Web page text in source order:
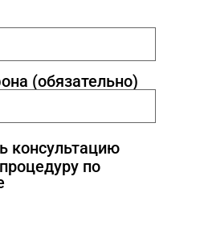
(обязательно)
консультацию
по